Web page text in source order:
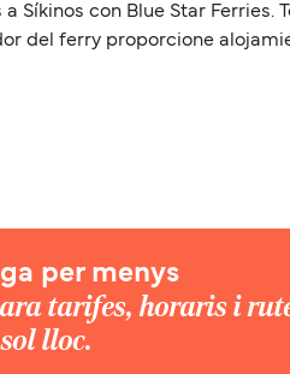
Síkinos con Blue Star
del ferry proporcione
per menys
tarifes, horaris i
lloc.